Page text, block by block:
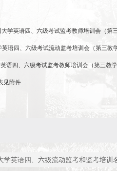
大学英语四、六级考试监考教师培训会（第
英语四、六级考试流动监考培训会（第三教
语四、六级考试监考教师培训会（第三教
见附件
学英语四、六级流动监考和监考培训